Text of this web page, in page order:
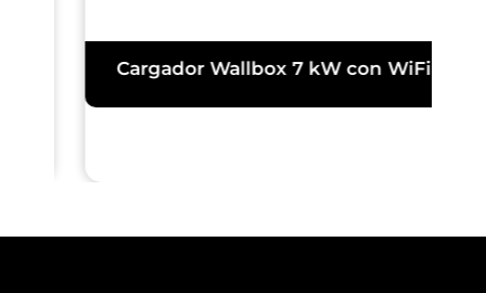
Cargador Wallbox 7 kW con WiFi